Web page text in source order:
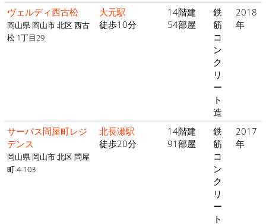
ヴェルディ西古松
岡山県 岡山市 北区 西古
松 1丁目29
大元駅
徒歩10分
14階建
54部屋
鉄
筋
コ
ン
ク
リ
ー
ト
造
2018
年
サーパス問屋町レジ
デンス
岡山県 岡山市 北区 問屋
町 4-103
北長瀬駅
徒歩20分
14階建
91部屋
鉄
筋
コ
ン
ク
リ
ー
ト
2017
年